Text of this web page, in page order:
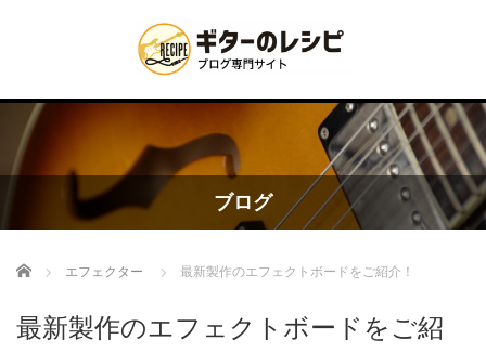
ブログ
Home エフェクター 最新製作のエフェクトボードをご紹介！
最新製作のエフェクトボードをご紹